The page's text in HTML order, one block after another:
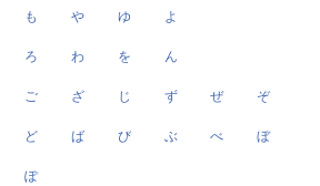
も や ゆ よ
ろ わ を ん
ご ざ じ ず ぜ ぞ
ど ば び ぶ べ ぼ
ぽ